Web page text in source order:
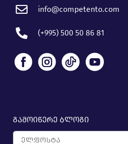
info@competento.com
(+995) 500 50 86 81
გამოიწერე ბლოგი